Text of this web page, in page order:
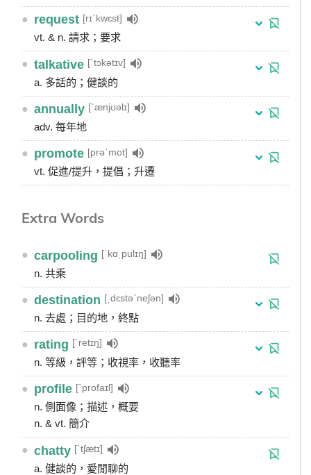
● request [rɪˋkwɛst]
vt. & n. 請求；要求
● talkative [ˋtɔkətɪv]
a. 多話的；健談的
● annually [ˋænjʊəlɪ]
adv. 每年地
● promote [prəˋmot]
vt. 促進/提升，提倡；升遷
Extra Words
● carpooling [ˈkɑˌpulɪŋ]
n. 共乘
● destination [͵dɛstəˋneʃən]
n. 去處；目的地，終點
● rating [ˋretɪŋ]
n. 等級，評等；收視率，收聽率
● profile [ˋprofaɪl]
n. 側面像；描述，概要
n. & vt. 簡介
● chatty [ˋtʃætɪ]
a. 健談的，愛閒聊的